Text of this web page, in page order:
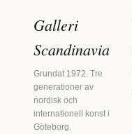
Galleri
Scandinavia
Grundat 1972. Tre
generationer av
nordisk och
internationell konst i
Göteborg.